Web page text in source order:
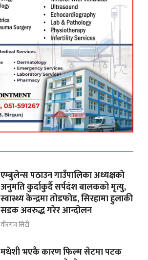
एम्बुलेन्स पठाउन गाउँपालिका अध्यक्षकाे
अनुमति कुर्दाकुर्दै सर्पदंश बालकको मृत्यु,
स्वास्थ्य केन्द्रमा तोडफोड, सिरहामा हुलाकी
सडक अवरुद्ध गरेर आन्दोलन
वीरगंज सिटी
मधेशी भएकै कारण फिल्म सेटमा पटक